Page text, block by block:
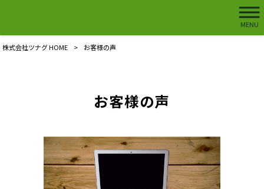
MENU
株式会社ツナグ HOME > お客様の声
お客様の声